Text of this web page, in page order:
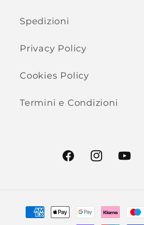
Spedizioni
Privacy Policy
Cookies Policy
Termini e Condizioni
FacebookInstagram
Metodi
di